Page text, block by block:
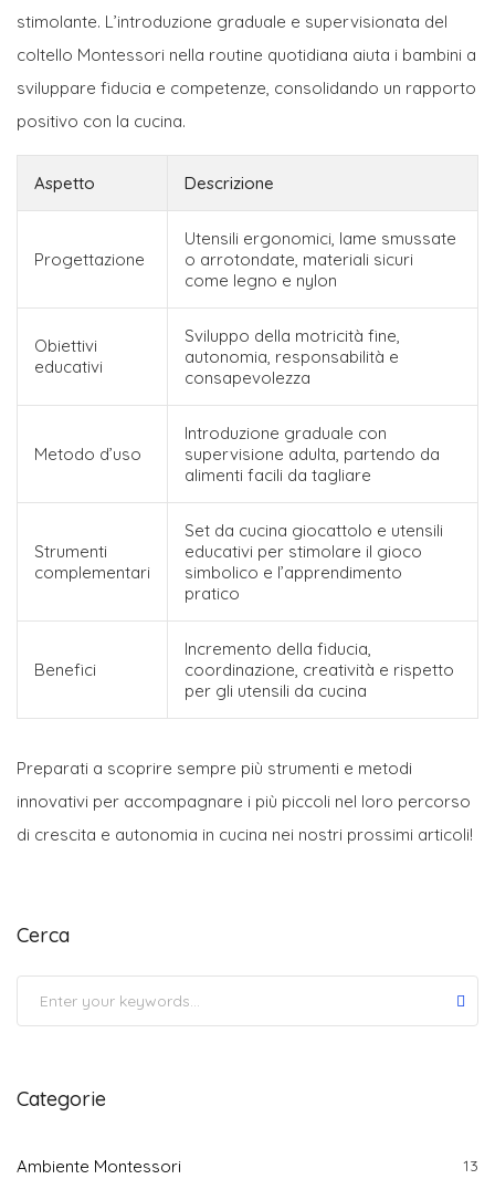
stimolante. L’introduzione graduale e supervisionata del
coltello Montessori nella routine quotidiana aiuta i bambini a
sviluppare fiducia e competenze, consolidando un rapporto
positivo con la cucina.
Aspetto Descrizione
Progettazione
Utensili ergonomici, lame smussate
o arrotondate, materiali sicuri
come legno e nylon
Obiettivi
educativi
Sviluppo della motricità fine,
autonomia, responsabilità e
consapevolezza
Metodo d’uso
Introduzione graduale con
supervisione adulta, partendo da
alimenti facili da tagliare
Strumenti
complementari
Set da cucina giocattolo e utensili
educativi per stimolare il gioco
simbolico e l’apprendimento
pratico
Benefici
Incremento della fiducia,
coordinazione, creatività e rispetto
per gli utensili da cucina
Preparati a scoprire sempre più strumenti e metodi
innovativi per accompagnare i più piccoli nel loro percorso
di crescita e autonomia in cucina nei nostri prossimi articoli!
Cerca
Categorie
Ambiente Montessori 13